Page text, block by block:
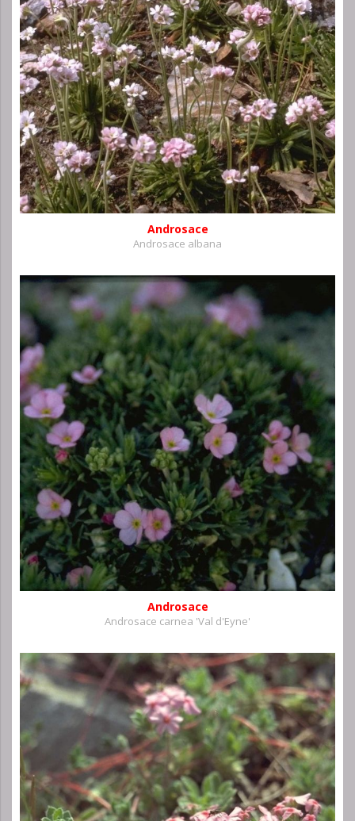
Androsace
Androsace albana
Androsace
Androsace carnea 'Val d'Eyne'